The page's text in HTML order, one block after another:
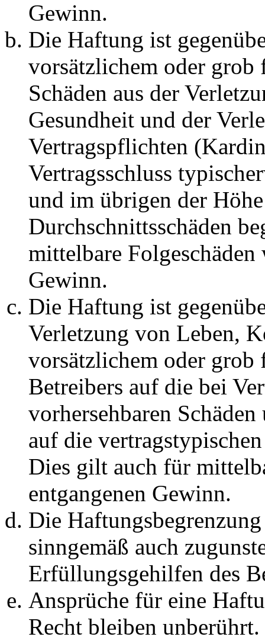
Gewinn.
Die Haftung ist
vorsätzlichem oder grob
Schäden aus der
Gesundheit und der
Vertragspflichten
Vertragsschluss
und im übrigen der
Durchschnittsschäden
mittelbare Folgeschäden
Gewinn.
Die Haftung ist
Verletzung von Leben,
vorsätzlichem oder grob
Betreibers auf die bei
vorhersehbaren
auf die
Dies gilt auch für
entgangenen Gewinn.
Die
sinngemäß auch
Erfüllungsgehilfen des
Ansprüche für eine
Recht bleiben unberührt.